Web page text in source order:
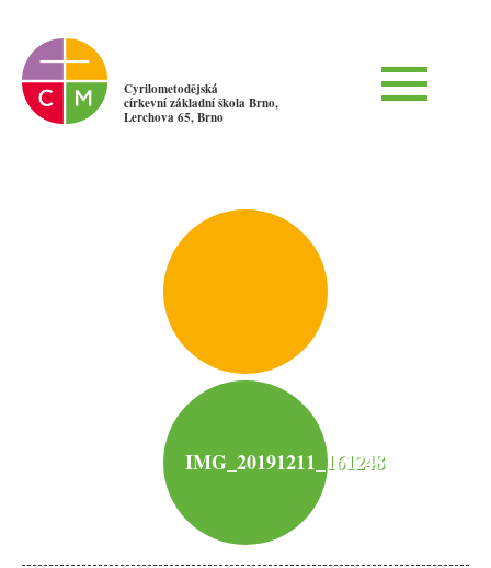
Cyrilometodějská
církevní základní škola Brno,
Lerchova 65, Brno
IMG_20191211_161248